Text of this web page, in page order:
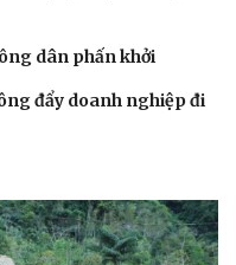
dân phấn khởi
đẩy doanh nghiệp đi